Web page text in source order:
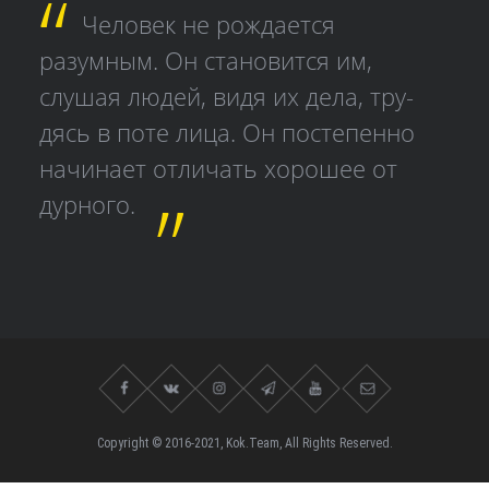
Человек не рождается
разумным. Он становится им,
слушая людей, видя их дела, тру­
дясь в поте лица. Он постепенно
начинает отличать хорошее от
дурного.
Copyright © 2016-2021, Kok.Team, All Rights Reserved.